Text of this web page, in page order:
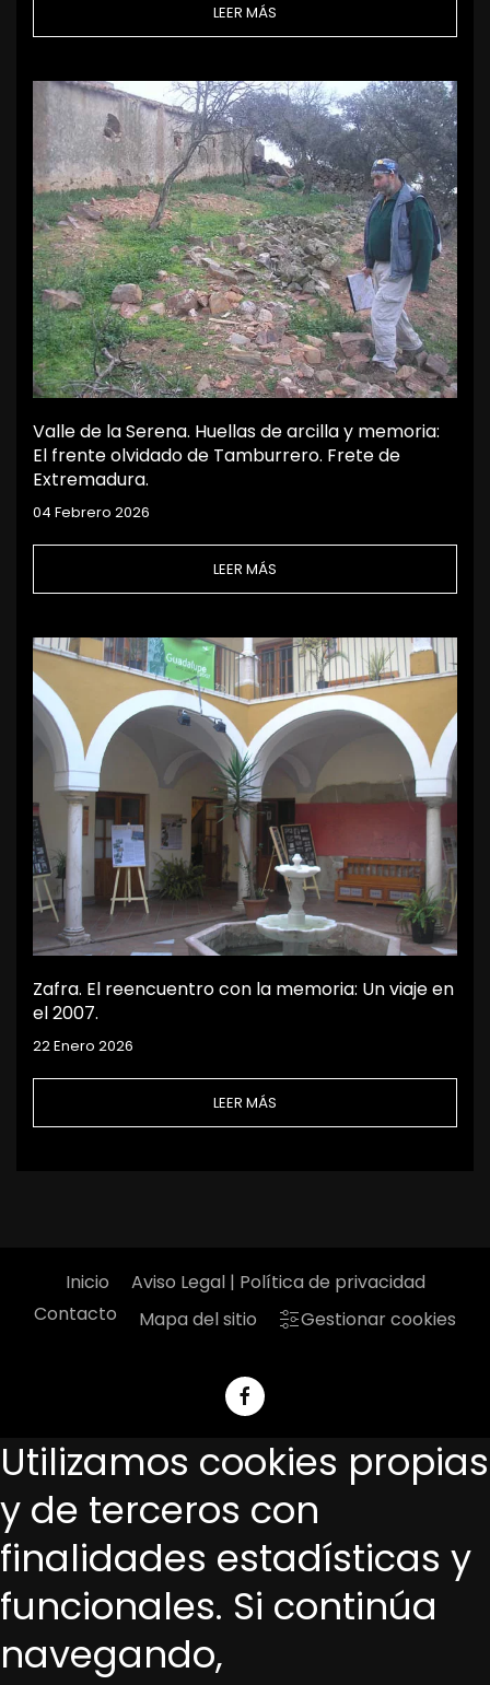
LEER MÁS
Valle de la Serena. Huellas de arcilla y memoria:
El frente olvidado de Tamburrero. Frete de
Extremadura.
04 Febrero 2026
LEER MÁS
Zafra. El reencuentro con la memoria: Un viaje en
el 2007.
22 Enero 2026
LEER MÁS
Inicio
Aviso Legal | Política de privacidad
Contacto
Mapa del sitio Gestionar cookies
Utilizamos cookies propias
y de terceros con
finalidades estadísticas y
funcionales. Si continúa
navegando,